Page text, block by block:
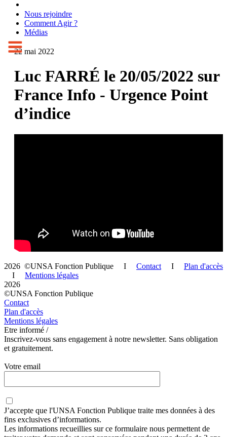
Nous rejoindre
Comment Agir ?
Médias
22 mai 2022
Luc FARRÉ le 20/05/2022 sur
France Info - Urgence Point
d’indice
2026 ©UNSA Fonction Publique I Contact I Plan d'accès
I Mentions légales
2026
©UNSA Fonction Publique
Contact
Plan d'accès
Mentions légales
Etre informé /
Inscrivez-vous sans engagement à notre newsletter. Sans obligation
et gratuitement.
Votre email
J’accepte que l'UNSA Fonction Publique traite mes données à des
fins exclusives d’informations.
Les informations recueillies sur ce formulaire nous permettent de